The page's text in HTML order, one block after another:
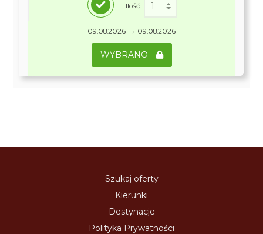
Ilość:
09.08.2026 → 09.08.2026
WYBRANO
Szukaj oferty
Kierunki
Destynacje
Polityka Prywatności